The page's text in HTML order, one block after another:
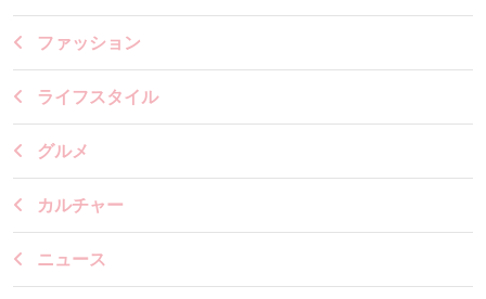
ファッション
ライフスタイル
グルメ
カルチャー
ニュース